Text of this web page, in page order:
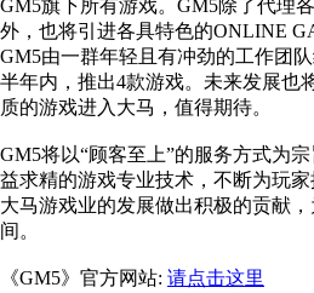
GM5旗下所有游戏。GM5除了代理
外，也将引进各具特色的ONLINE
GM5由一群年轻且有冲劲的工作团
半年内，推出4款游戏。未来发展也
质的游戏进入大马，值得期待。
GM5将以“顾客至上”的服务方式为
益求精的游戏专业技术，不断为玩
大马游戏业的发展做出积极的贡献
间。
《GM5》官方网站: 请点击这里